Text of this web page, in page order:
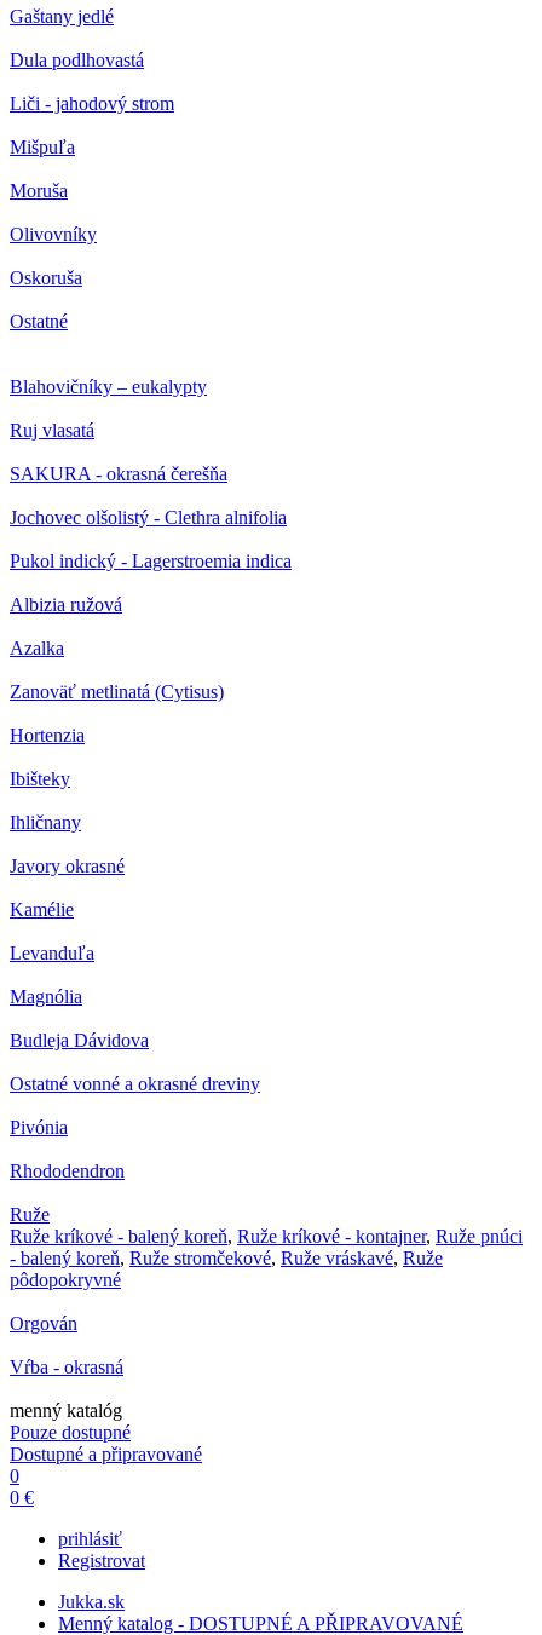
Gaštany jedlé
Dula podlhovastá
Liči - jahodový strom
Mišpuľa
Moruša
Olivovníky
Oskoruša
Ostatné
Blahovičníky – eukalypty
Ruj vlasatá
SAKURA - okrasná čerešňa
Jochovec olšolistý - Clethra alnifolia
Pukol indický - Lagerstroemia indica
Albizia ružová
Azalka
Zanoväť metlinatá (Cytisus)
Hortenzia
Ibišteky
Ihličnany
Javory okrasné
Kamélie
Levanduľa
Magnólia
Budleja Dávidova
Ostatné vonné a okrasné dreviny
Pivónia
Rhododendron
Ruže
Ruže kríkové - balený koreň, Ruže kríkové - kontajner, Ruže pnúci
- balený koreň, Ruže stromčekové, Ruže vráskavé, Ruže
pôdopokryvné
Orgován
Vŕba - okrasná
menný katalóg
Pouze dostupné
Dostupné a připravované
0
0 €
prihlásiť
Registrovat
Jukka.sk
Menný katalog - DOSTUPNÉ A PŘIPRAVOVANÉ